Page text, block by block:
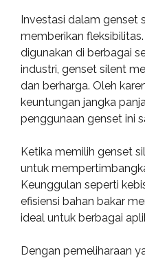
Investasi dalam genset
memberikan
digunakan di berbagai
industri, genset silent
dan berharga. Oleh
keuntungan jangka
penggunaan genset ini
Ketika memilih genset
untuk
Keunggulan seperti
efisiensi bahan bakar
ideal untuk berbagai
Dengan pemeliharaan